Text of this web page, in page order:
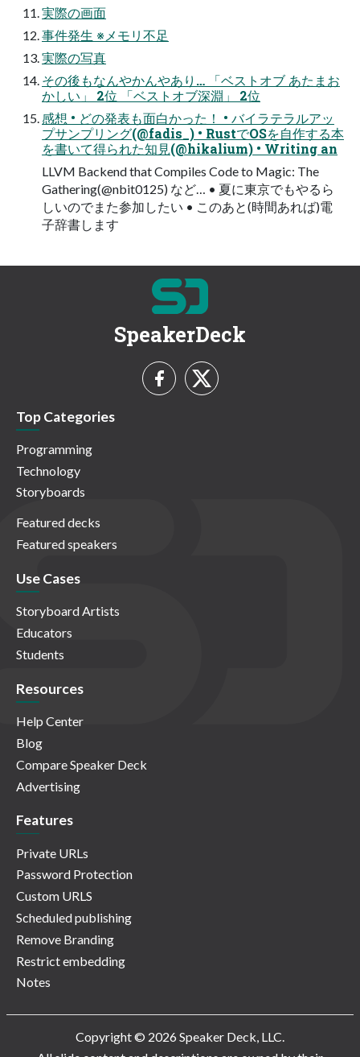
実際の画面
事件発生 ※メモリ不足
実際の写真
その後もなんやかんやあり… 「ベストオブ あたまお
かしい」 2位 「ベストオブ深淵」 2位
感想 • どの発表も面白かった！ • バイラテラルアッ
プサンプリング(@fadis_) • RustでOSを自作する本
を書いて得られた知見(@hikalium) • Writing an
LLVM Backend that Compiles Code to Magic: The
Gathering(@nbit0125) など… • 夏に東京でもやるら
しいのでまた参加したい • このあと(時間あれば)電
子辞書します
SpeakerDeck
Top Categories
Programming
Technology
Storyboards
Featured decks
Featured speakers
Use Cases
Storyboard Artists
Educators
Students
Resources
Help Center
Blog
Compare Speaker Deck
Advertising
Features
Private URLs
Password Protection
Custom URLS
Scheduled publishing
Remove Branding
Restrict embedding
Notes
Copyright © 2026 Speaker Deck, LLC.